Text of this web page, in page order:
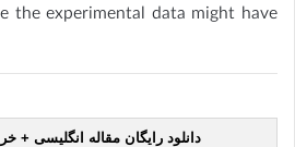
the experimental data might have
دانلود رایگان مقاله انگلیسی +